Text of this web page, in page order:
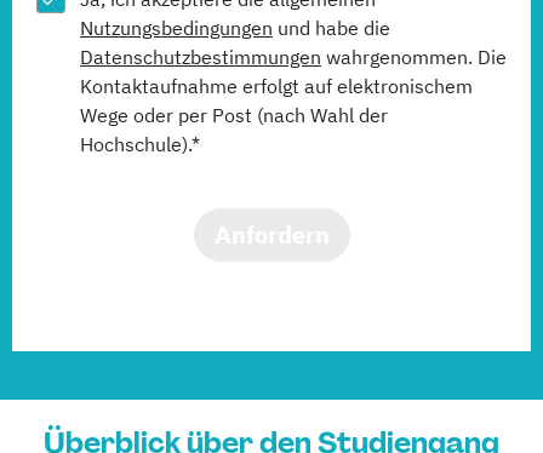
Nutzungsbedingungen und habe die
Datenschutzbestimmungen wahrgenommen. Die
Kontaktaufnahme erfolgt auf elektronischem
Wege oder per Post (nach Wahl der
Hochschule).*
Überblick über den Studiengang